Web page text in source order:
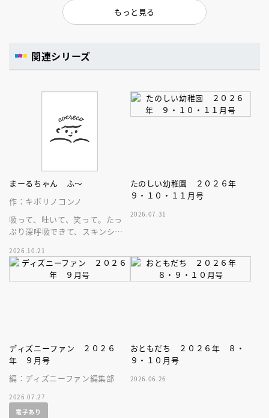
もっと見る
関連シリーズ
まーるちゃん ふ～
作：キボリノコンノ
吸って、吐いて、笑って。たっ
ぷり深呼吸できて、スキンシッ
家、キボリノコンノ初のファー
ストブック。
2026.10.21
たのしい幼稚園 ２０２６年
９・１０・１１月号
2026.07.31
ディズニーファン ２０２６
年 ９月号
編：ディズニーファン編集部
2026.07.27
電子あり
おともだち ２０２６年 ８・
９・１０月号
2026.06.26